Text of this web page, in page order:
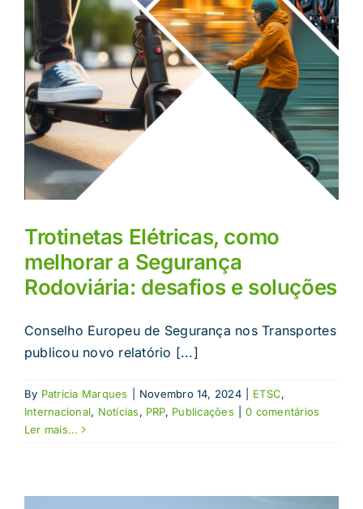
Trotinetas Elétricas, como
melhorar a Segurança
Rodoviária: desafios e soluções
Conselho Europeu de Segurança nos Transportes
publicou novo relatório [...]
By Patrícia Marques Novembro 14, 2024 ETSC,
Internacional, Notícias, PRP, Publicações
0 comentários
Ler mais...